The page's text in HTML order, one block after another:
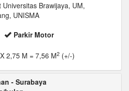
Brawijaya, UM,
UNISMA
Parkir Motor
2,75 M = 7,56 M2 (+/-)
- Surabaya